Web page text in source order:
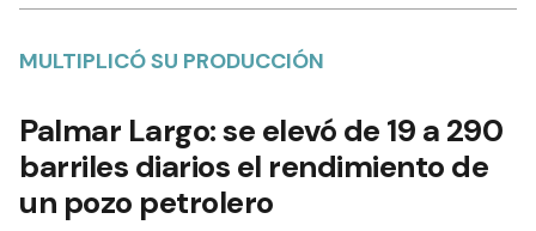
MULTIPLICÓ SU PRODUCCIÓN
Palmar Largo: se elevó de 19 a 290
barriles diarios el rendimiento de
un pozo petrolero